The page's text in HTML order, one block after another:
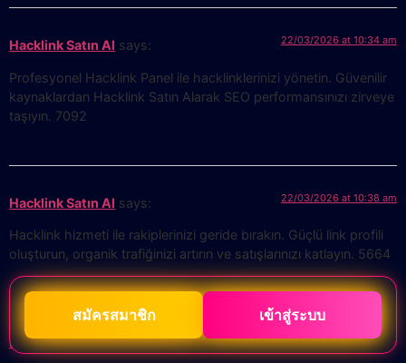
Hacklink Satın Al says: 22/03/2026 at 10:34 am
Profesyonel Hacklink Panel ile hacklinklerinizi yönetin. Güvenilir
kaynaklardan Hacklink Satın Alarak SEO performansınızı zirveye
taşıyın. 7092
Hacklink Satın Al says: 22/03/2026 at 10:38 am
Hacklink hizmeti ile rakiplerinizi geride bırakın. Güçlü link profili
oluşturun, organik trafiğinizi artırın ve satışlarınızı katlayın. 5664
Hacklink Panel says: 22/03/2026 at 10:42 am
สมัครสมาชิก เข้าสู่ระบบ